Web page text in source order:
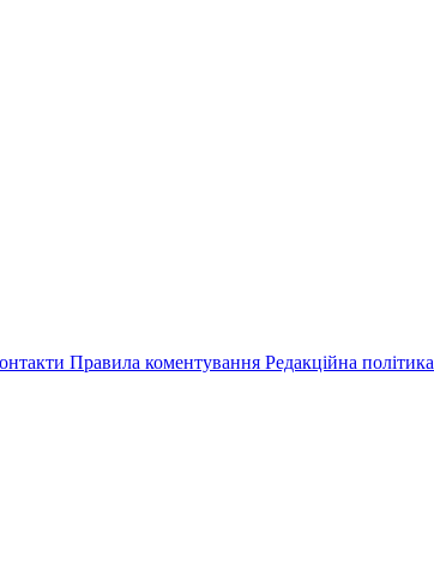
Правила коментування Редакційна політика